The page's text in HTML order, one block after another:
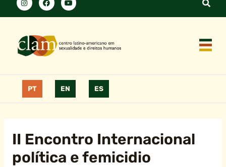
PT EN ES
II Encontro Internacional
política e femicidio